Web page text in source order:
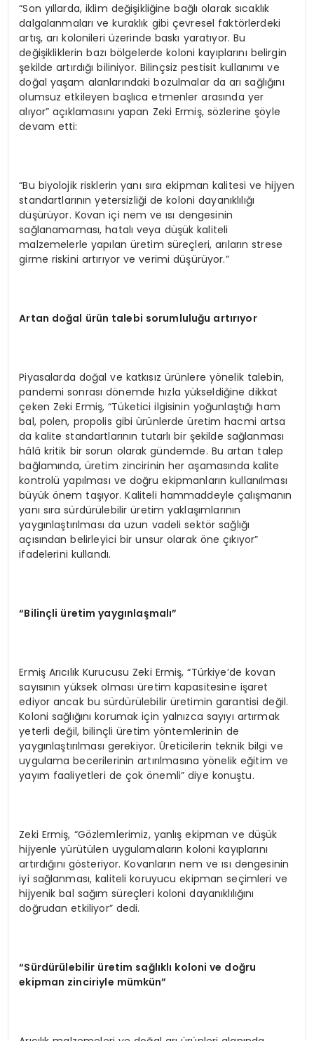
“Son yıllarda, iklim değişikliğine bağlı olarak sıcaklık
dalgalanmaları ve kuraklık gibi çevresel faktörlerdeki
artış, arı kolonileri üzerinde baskı yaratıyor. Bu
değişikliklerin bazı bölgelerde koloni kayıplarını belirgin
şekilde artırdığı biliniyor. Bilinçsiz pestisit kullanımı ve
doğal yaşam alanlarındaki bozulmalar da arı sağlığını
olumsuz etkileyen başlıca etmenler arasında yer
alıyor” açıklamasını yapan Zeki Ermiş, sözlerine şöyle
devam etti:
“Bu biyolojik risklerin yanı sıra ekipman kalitesi ve hijyen
standartlarının yetersizliği de koloni dayanıklılığı
düşürüyor. Kovan içi nem ve ısı dengesinin
sağlanamaması, hatalı veya düşük kaliteli
malzemelerle yapılan üretim süreçleri, arıların strese
girme riskini artırıyor ve verimi düşürüyor.”
Artan doğal ürün talebi sorumluluğu artırıyor
Piyasalarda doğal ve katkısız ürünlere yönelik talebin,
pandemi sonrası dönemde hızla yükseldiğine dikkat
çeken Zeki Ermiş, “Tüketici ilgisinin yoğunlaştığı ham
bal, polen, propolis gibi ürünlerde üretim hacmi artsa
da kalite standartlarının tutarlı bir şekilde sağlanması
hâlâ kritik bir sorun olarak gündemde. Bu artan talep
bağlamında, üretim zincirinin her aşamasında kalite
kontrolü yapılması ve doğru ekipmanların kullanılması
büyük önem taşıyor. Kaliteli hammaddeyle çalışmanın
yanı sıra sürdürülebilir üretim yaklaşımlarının
yaygınlaştırılması da uzun vadeli sektör sağlığı
açısından belirleyici bir unsur olarak öne çıkıyor”
ifadelerini kullandı.
“Bilinçli üretim yaygınlaşmalı”
Ermiş Arıcılık Kurucusu Zeki Ermiş, “Türkiye’de kovan
sayısının yüksek olması üretim kapasitesine işaret
ediyor ancak bu sürdürülebilir üretimin garantisi değil.
Koloni sağlığını korumak için yalnızca sayıyı artırmak
yeterli değil, bilinçli üretim yöntemlerinin de
yaygınlaştırılması gerekiyor. Üreticilerin teknik bilgi ve
uygulama becerilerinin artırılmasına yönelik eğitim ve
yayım faaliyetleri de çok önemli” diye konuştu.
Zeki Ermiş, “Gözlemlerimiz, yanlış ekipman ve düşük
hijyenle yürütülen uygulamaların koloni kayıplarını
artırdığını gösteriyor. Kovanların nem ve ısı dengesinin
iyi sağlanması, kaliteli koruyucu ekipman seçimleri ve
hijyenik bal sağım süreçleri koloni dayanıklılığını
doğrudan etkiliyor” dedi.
“Sürdürülebilir üretim sağlıklı koloni ve doğru
ekipman zinciriyle mümkün”